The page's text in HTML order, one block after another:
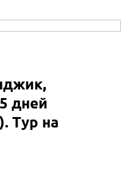
дней
Тур на